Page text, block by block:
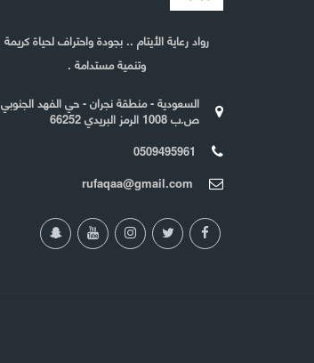
رواد رعاية الأيتام .. بجودة واحتراف لحياة كريمة
وتنمية مستدامة .
السعودية - منطقة نجران - حي الفهد الجنوبي
ص.ب 1008 الرمز البريدي 66252
0509495961
rufaqaa@gmail.com